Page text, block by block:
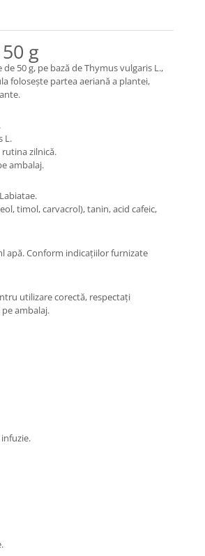
g
50 g, pe bază de Thymus vulgaris L.,
folosește partea aeriană a plantei,
L.
zilnică.
ambalaj.
timol, carvacrol), tanin, acid cafeic,
apă. Conform indicațiilor furnizate
utilizare corectă, respectați
ambalaj.